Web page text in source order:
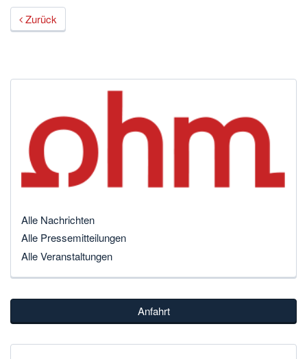
Zurück
Alle Nachrichten
Alle Pressemitteilungen
Alle Veranstaltungen
Anfahrt